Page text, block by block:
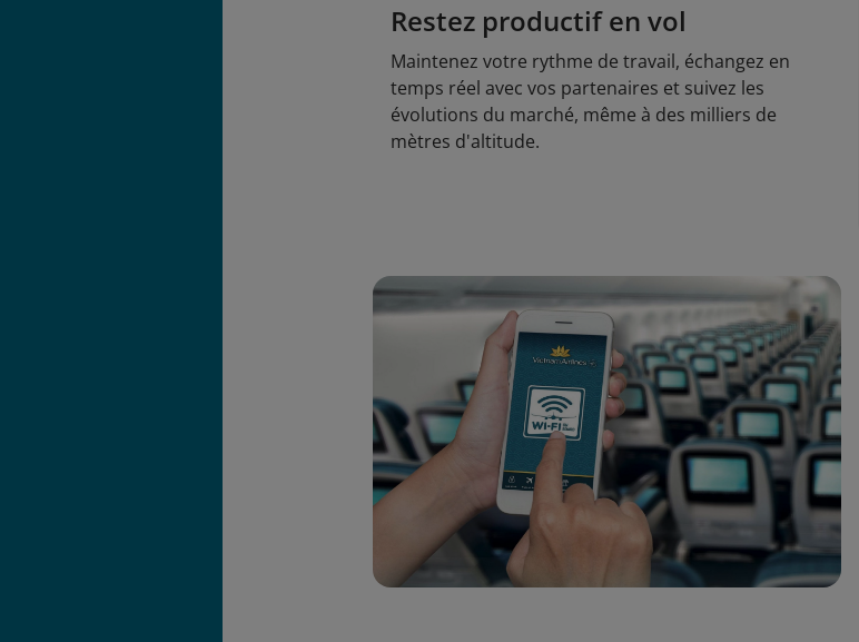
Restez productif en vol
Maintenez votre rythme de travail, échangez en
temps réel avec vos partenaires et suivez les
évolutions du marché, même à des milliers de
mètres d'altitude.